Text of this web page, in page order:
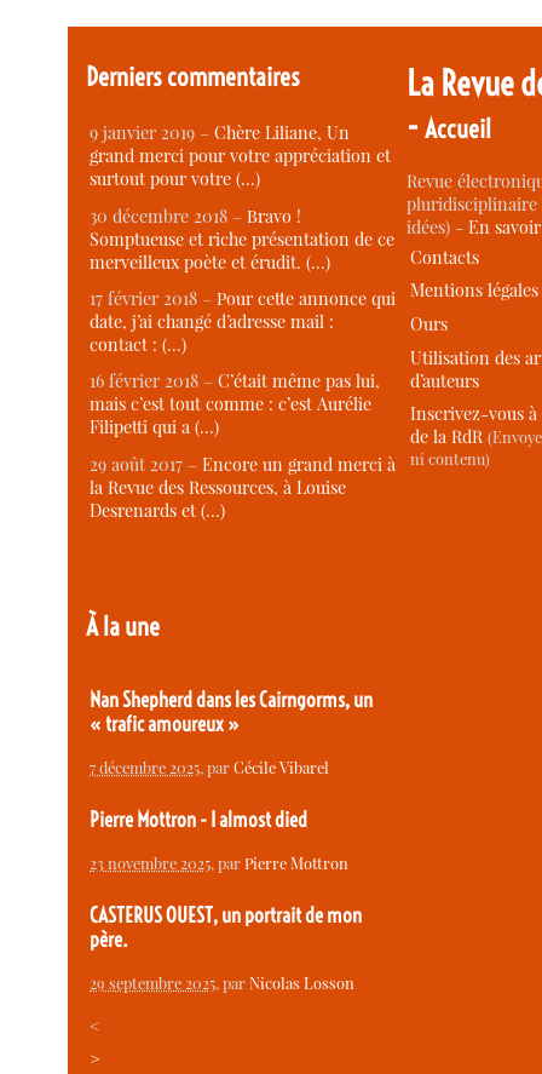
Derniers commentaires
9 janvier 2019 –Chère Liliane, Un
grand merci pour votre appréciation et
surtout pour votre (…)
30 décembre 2018 –Bravo !
Somptueuse et riche présentation de ce
merveilleux poète et érudit. (…)
17 février 2018 –Pour cette annonce qui
date, j’ai changé d’adresse mail :
contact : (…)
16 février 2018 –C’était même pas lui,
mais c’est tout comme : c’est Aurélie
Filipetti qui a (…)
29 août 2017 –Encore un grand merci à
la Revue des Ressources, à Louise
Desrenards et (…)
À la une
Nan Shepherd dans les Cairngorms, un
« trafic amoureux »
7 décembre 2025, parCécile Vibarel
Pierre Mottron - I almost died
23 novembre 2025, parPierre Mottron
CASTERUS OUEST, un portrait de mon
père.
29 septembre 2025, parNicolas Losson
<
>
La Revue
-Accueil
Revue
idées) -En
Contacts
Mentions légales
Ours
Utilisation des
d’auteurs
Inscrivez-vous
de la RdR
ni contenu)